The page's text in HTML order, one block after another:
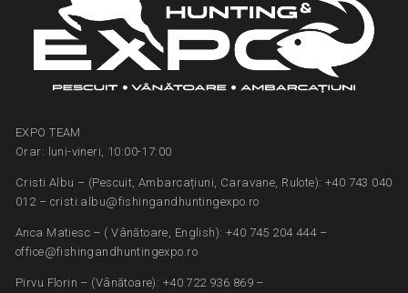
EXPO TEAM
Orar: luni-vineri, 10:00-17:00
Cristi Albu – (Pescuit, Ambarcațiuni, Caravane, Rulote): +40 743 040
012 – cristi.albu@fishingandhuntingexpo.ro
Anca Matiesc – ( Vânătoare, English): +40 745 204 444 –
office@fishingandhuntingexpo.ro
Pirvu Florin – (Vânătoare): +40 722 936 869 –